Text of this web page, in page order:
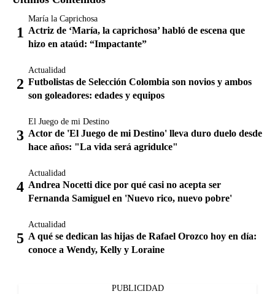
María la Caprichosa
Actriz de ‘María, la caprichosa’ habló de escena que
hizo en ataúd: “Impactante”
Actualidad
Futbolistas de Selección Colombia son novios y ambos
son goleadores: edades y equipos
El Juego de mi Destino
Actor de 'El Juego de mi Destino' lleva duro duelo desde
hace años: "La vida será agridulce"
Actualidad
Andrea Nocetti dice por qué casi no acepta ser
Fernanda Samiguel en 'Nuevo rico, nuevo pobre'
Actualidad
A qué se dedican las hijas de Rafael Orozco hoy en día:
conoce a Wendy, Kelly y Loraine
PUBLICIDAD